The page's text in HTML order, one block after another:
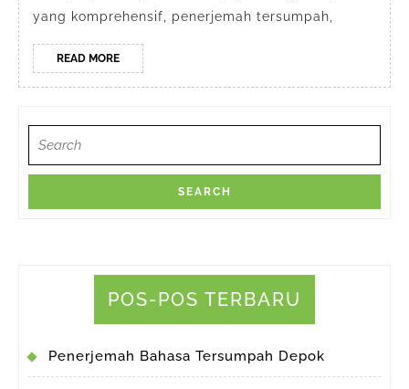
yang komprehensif, penerjemah tersumpah,
READ MOREREAD
MORE
for:
POS-POS TERBARU
Penerjemah Bahasa Tersumpah Depok